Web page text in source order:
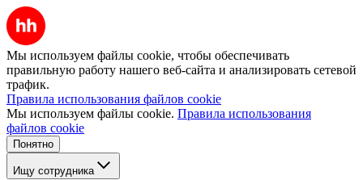
Мы используем файлы cookie, чтобы обеспечивать
правильную работу нашего веб-сайта и анализировать сетевой
трафик.
Правила использования файлов cookie
Мы используем файлы cookie. Правила использования
файлов cookie
Понятно
Ищу сотрудника